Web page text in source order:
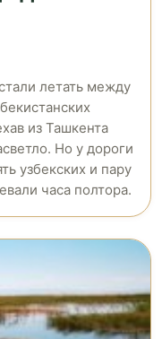
летать между
из Ташкента
Но у дороги
узбекских и пару
часа полтора.